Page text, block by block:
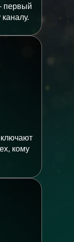
первый
кому